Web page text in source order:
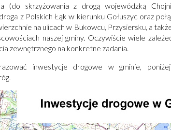
(do skrzyżowania z drogą wojewódzką
z Polskich Łąk w kierunku Gołuszyc oraz
na ulicach w Bukowcu, Przysiersku, a
naszej gminy. Oczywiście wiele
zewnętrznego na konkretne zadania.
inwestycje drogowe w gminie,